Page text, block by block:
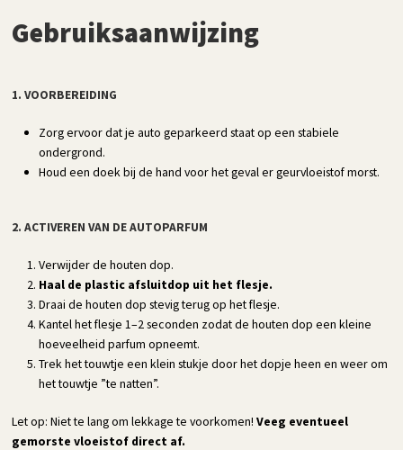
Gebruiksaanwijzing
1. VOORBEREIDING
Zorg ervoor dat je auto geparkeerd staat op een stabiele
ondergrond.
Houd een doek bij de hand voor het geval er geurvloeistof morst.
2. ACTIVEREN VAN DE AUTOPARFUM
Verwijder de houten dop.
Haal de plastic afsluitdop uit het flesje.
Draai de houten dop stevig terug op het flesje.
Kantel het flesje 1–2 seconden zodat de houten dop een kleine
hoeveelheid parfum opneemt.
Trek het touwtje een klein stukje door het dopje heen en weer om
het touwtje ”te natten”.
Let op: Niet te lang om lekkage te voorkomen!Veeg eventueel
gemorste vloeistof direct af.